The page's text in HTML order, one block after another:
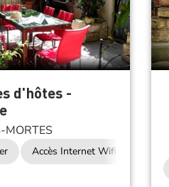
d'hôtes -
MORTES
Accès Internet Wifi